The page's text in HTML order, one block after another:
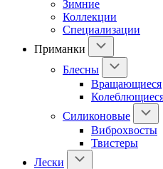
Зимние
Коллекции
Специализации
Приманки
Блесны
Вращающиеся
Силиконовые
Виброхвосты
Твистеры
Лески